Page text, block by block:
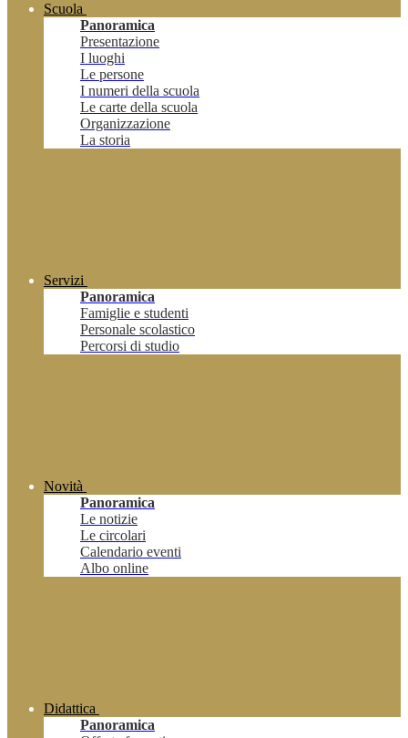
Scuola
Panoramica
Presentazione
I luoghi
Le persone
I numeri della scuola
Le carte della scuola
Organizzazione
La storia
Servizi
Panoramica
Famiglie e studenti
Personale scolastico
Percorsi di studio
Novità
Panoramica
Le notizie
Le circolari
Calendario eventi
Albo online
Didattica
Panoramica